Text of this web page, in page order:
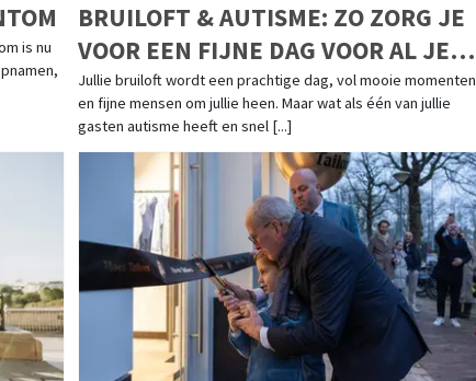
is nu
BRUILOFT & AUTISME: ZO ZORG JE
VOOR EEN FIJNE DAG VOOR AL JE
GASTEN
Jullie bruiloft wordt een prachtige dag, vol mooie momenten
en fijne mensen om jullie heen. Maar wat als één van jullie
gasten autisme heeft en snel [...]